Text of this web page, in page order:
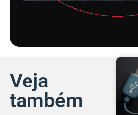
Veja
também